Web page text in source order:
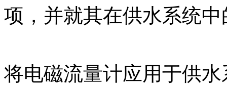
项，并就其在供水系统
将电磁流量计应用于供